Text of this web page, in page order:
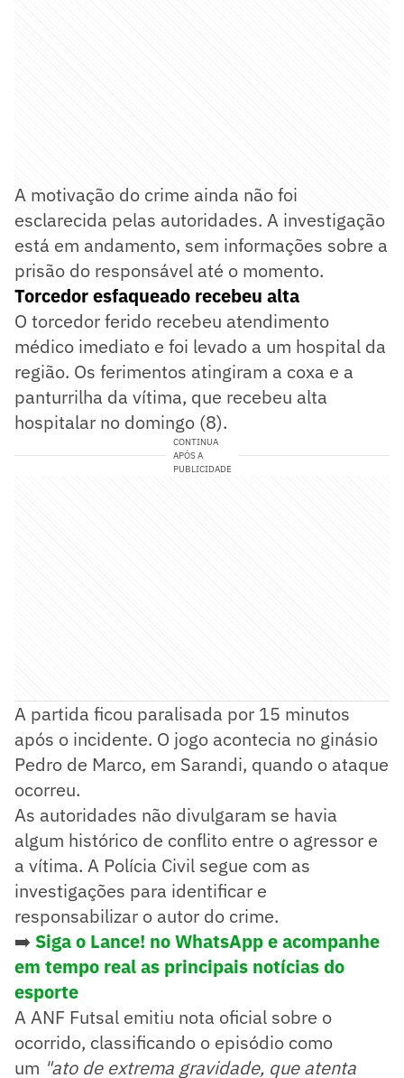
A motivação do crime ainda não foi
esclarecida pelas autoridades. A investigação
está em andamento, sem informações sobre a
prisão do responsável até o momento.
Torcedor esfaqueado recebeu alta
O torcedor ferido recebeu atendimento
médico imediato e foi levado a um hospital da
região. Os ferimentos atingiram a coxa e a
panturrilha da vítima, que recebeu alta
hospitalar no domingo (8).
CONTINUA
APÓS A
PUBLICIDADE
A partida ficou paralisada por 15 minutos
após o incidente. O jogo acontecia no ginásio
Pedro de Marco, em Sarandi, quando o ataque
ocorreu.
As autoridades não divulgaram se havia
algum histórico de conflito entre o agressor e
a vítima. A Polícia Civil segue com as
investigações para identificar e
responsabilizar o autor do crime.
➡️ Siga o Lance! no WhatsApp e acompanhe
em tempo real as principais notícias do
esporte
A ANF Futsal emitiu nota oficial sobre o
ocorrido, classificando o episódio como
um "ato de extrema gravidade, que atenta